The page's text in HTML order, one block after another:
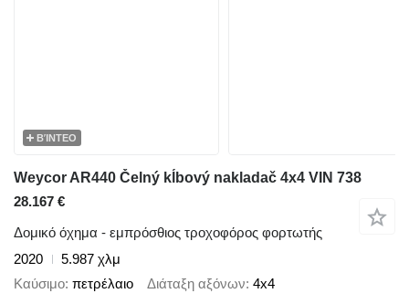
ΒΊΝΤΕΟ
Weycor AR440 Čelný kĺbový nakladač 4x4 VIN 738
28.167 €
Δομικό όχημα - εμπρόσθιος τροχοφόρος φορτωτής
2020
5.987 χλμ
Καύσιμο πετρέλαιο Διάταξη αξόνων 4x4